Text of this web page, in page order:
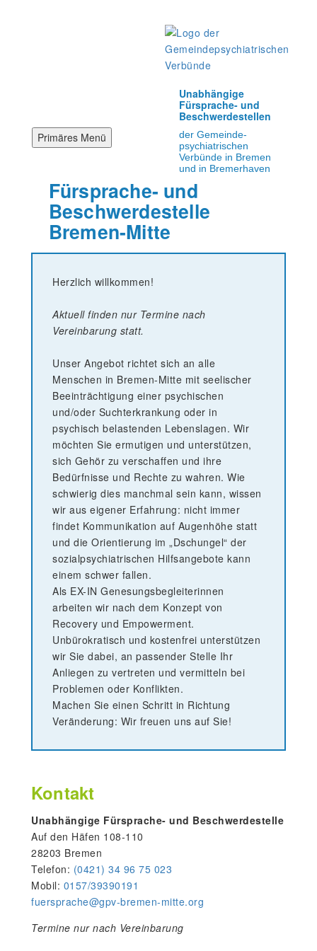
Unabhängige
Fürsprache- und
Beschwerdestellen
der Gemeinde-
psychiatrischen
Verbünde in Bremen
und in Bremerhaven
Primäres Menü
Fürsprache- und
Beschwerdestelle
Bremen-Mitte
Herzlich willkommen!
Aktuell finden nur Termine nach
Vereinbarung statt.
Unser Angebot richtet sich an alle
Menschen in Bremen-Mitte mit seelischer
Beeinträchtigung einer psychischen
und/oder Suchterkrankung oder in
psychisch belastenden Lebenslagen. Wir
möchten Sie ermutigen und unterstützen,
sich Gehör zu verschaffen und ihre
Bedürfnisse und Rechte zu wahren. Wie
schwierig dies manchmal sein kann, wissen
wir aus eigener Erfahrung: nicht immer
findet Kommunikation auf Augenhöhe statt
und die Orientierung im „Dschungel“ der
sozialpsychiatrischen Hilfsangebote kann
einem schwer fallen.
Als EX-IN Genesungsbegleiterinnen
arbeiten wir nach dem Konzept von
Recovery und Empowerment.
Unbürokratisch und kostenfrei unterstützen
wir Sie dabei, an passender Stelle Ihr
Anliegen zu vertreten und vermitteln bei
Problemen oder Konflikten.
Machen Sie einen Schritt in Richtung
Veränderung: Wir freuen uns auf Sie!
Kontakt
Unabhängige Fürsprache- und Beschwerdestelle
Auf den Häfen 108-110
28203 Bremen
Telefon: (0421) 34 96 75 023
Mobil: 0157/39390191
fuersprache@gpv-bremen-mitte.org
Termine nur nach Vereinbarung